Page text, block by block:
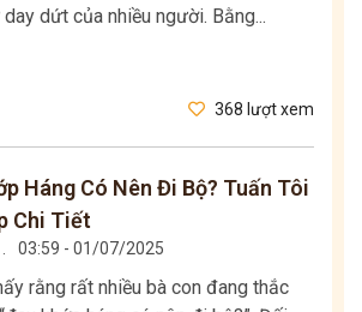
dứt của nhiều người. Bằng...
368 lượt xem
Háng Có Nên Đi Bộ? Tuấn Tôi
Chi Tiết
03:59 - 01/07/2025
rằng rất nhiều bà con đang thắc